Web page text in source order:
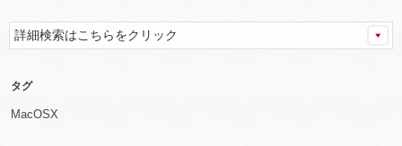
詳細検索はこちらをクリック
タグ
MacOSX